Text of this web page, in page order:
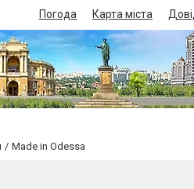
Погода Карта міста
Made in Odessa